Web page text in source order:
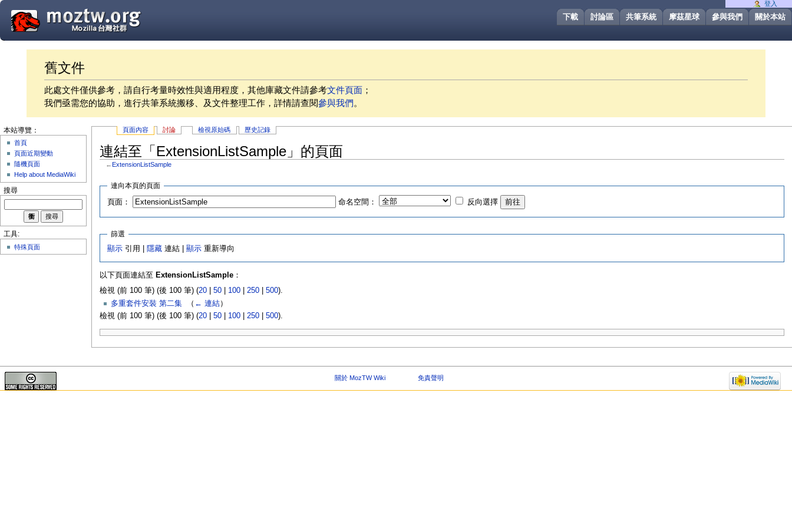
關於本站
參與我們
摩茲星球
共筆系統
討論區
下載
舊文件
此處文件僅供參考，請自行考量時效性與適用程度，其他庫藏文件請參考文件頁面 ；
我們亟需您的協助，進行共筆系統搬移、及文件整理工作，詳情請查閱參與我們。
頁面內容 討論 檢視原始碼 歷史記錄
連結至「ExtensionListSample」的頁面
← ExtensionListSample
連向本頁的頁面
頁面： 命名空間： 反向選擇
篩選
顯示 引用 | 隱藏 連結 |顯示 重新導向
以下頁面連結至 ExtensionListSample：
檢視 (前 100 筆) (後 100 筆) (20| 50| 100| 250| 500).
多重套件安裝 第二集‎ （ ← 連結）
檢視 (前 100 筆) (後 100 筆) (20| 50| 100| 250| 500).
登入
本站導覽：
首頁
頁面近期變動
隨機頁面
Help about MediaWiki
搜尋
工具:
特殊頁面
關於 MozTW Wiki 免責聲明